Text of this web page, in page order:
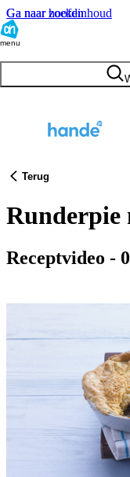
Ga naar hoofdinhoud
Ga naar zoeken
menu
Terug
Runderpie
Receptvideo -